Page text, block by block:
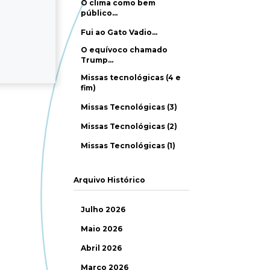
O clima como bem
público…
Fui ao Gato Vadio…
O equívoco chamado
Trump…
Missas tecnológicas (4 e
fim)
Missas Tecnológicas (3)
Missas Tecnológicas (2)
Missas Tecnológicas (1)
Arquivo Histórico
Julho 2026
Maio 2026
Abril 2026
Março 2026